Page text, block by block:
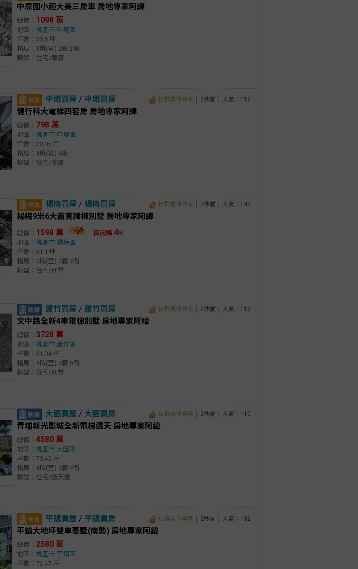
中原國小超大美三房車 房地專家阿緯
總價： 1098 萬
地區： 桃園市 中壢區
坪數：50.6 坪
格局：3房(室) 2廳 2衛
類型：住宅/華廈
中壢買屋 / 中壢買房 社群房仲專家 │ 2秒前 │ 人氣：112
健行科大電梯四套房 房地專家阿緯
總價： 798 萬
地區： 桃園市 中壢區
坪數：28.05 坪
格局：4房(室) 4衛
類型：住宅/華廈
楊梅買屋 / 楊梅買房 社群房仲專家 │ 2秒前 │ 人氣：142
楊梅9米6大面寬獨棟別墅 房地專家阿緯
總價： 1598 萬 目前降 4%
地區： 桃園市 楊梅區
坪數：61.1 坪
格局：3房(室) 2廳 3衛
類型：住宅/別墅
蘆竹買屋 / 蘆竹買房 社群房仲專家 │ 2秒前 │ 人氣：112
文中路全新4車電梯別墅 房地專家阿緯
總價： 3728 萬
地區： 桃園市 蘆竹區
坪數：91.04 坪
格局：4房(室) 3廳 6衛
類型：住宅/別墅
大園買屋 / 大園買房 社群房仲專家 │ 2秒前 │ 人氣：110
青埔新光影城全新電梯透天 房地專家阿緯
總價： 4580 萬
地區： 桃園市 大園區
坪數：79.45 坪
格局：4房(室) 3廳 4衛
類型：住宅/透天厝
平鎮買屋 / 平鎮買房 社群房仲專家 │ 2秒前 │ 人氣：132
平鎮大地坪雙車豪墅(南勢) 房地專家阿緯
總價： 2580 萬
地區： 桃園市 平鎮區
坪數：72.47 坪